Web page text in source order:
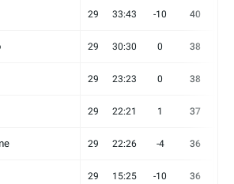
29 33:43 -10 40
29 30:30 0 38
29 23:23 0 38
29 22:21 1 37
29 22:26 -4 36
29 15:25 -10 36